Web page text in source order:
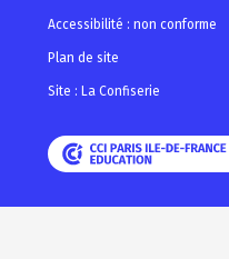
Accessibilité : non conforme
Plan de site
Site : La Confiserie